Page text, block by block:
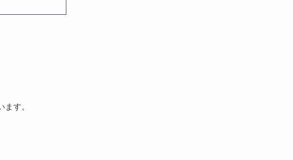
す。